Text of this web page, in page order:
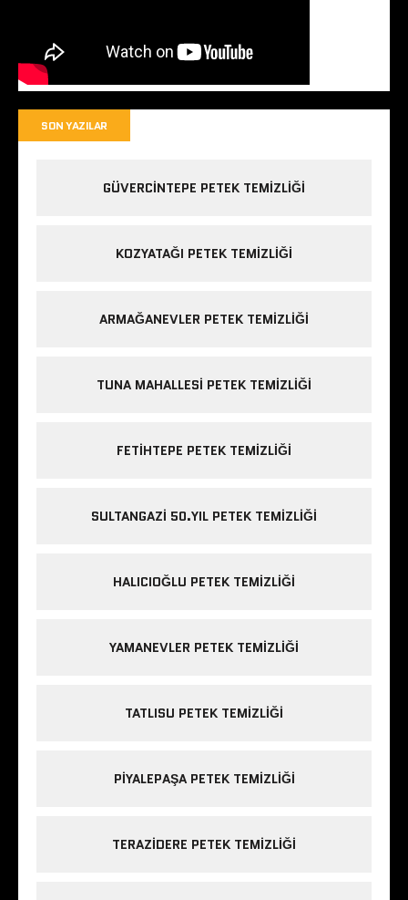
SON YAZILAR
GÜVERCINTEPE PETEK TEMIZLIĞI
KOZYATAĞI PETEK TEMIZLIĞI
ARMAĞANEVLER PETEK TEMIZLIĞI
TUNA MAHALLESI PETEK TEMIZLIĞI
FETIHTEPE PETEK TEMIZLIĞI
SULTANGAZI 50.YIL PETEK TEMIZLIĞI
HALICIOĞLU PETEK TEMIZLIĞI
YAMANEVLER PETEK TEMIZLIĞI
TATLISU PETEK TEMIZLIĞI
PIYALEPAŞA PETEK TEMIZLIĞI
TERAZIDERE PETEK TEMIZLIĞI